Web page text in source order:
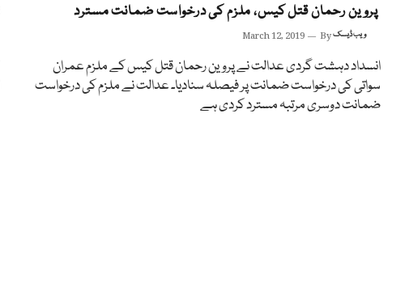
پروین رحمان قتل کیس، ملزم کی درخواست ضمانت مسترد
March 12, 2019 Byویب ڈیسک
انسداد دہشت گردی عدالت نے پروین رحمان قتل کیس کے ملزم عمران
سواتی کی درخواست ضمانت پر فیصلہ سنادیا۔ عدالت نے ملزم کی درخواست
ضمانت دوسری مرتبہ مسترد کردی ہے